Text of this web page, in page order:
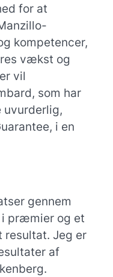
for at
kompetencer,
vækst og
vil
som har
uvurderlig,
i en
gennem
i præmier og et
resultat. Jeg er
af